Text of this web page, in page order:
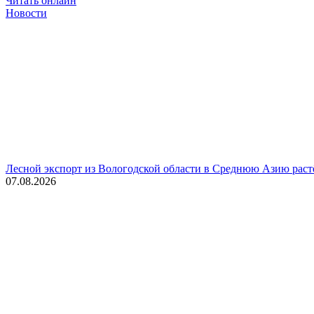
Новости
Лесной экспорт из Вологодской области в Среднюю Азию
07.08.2026